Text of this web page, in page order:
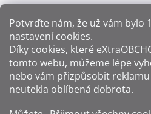
Potvrďte nám​​, že už vám bylo
nastavení cookies.
Díky cookies, které
tomto webu, můžeme lépe
nebo vám přizpůsobit
neutekla oblíbená dobrota.
Způsoby